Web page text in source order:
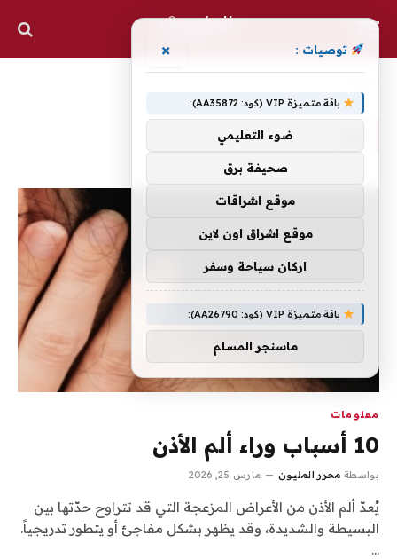
معلومات
10 أسباب وراء ألم الأذن
بواسطة محرر المليون مارس 25, 2026
يُعدّ ألم الأذن من الأعراض المزعجة التي قد تتراوح حدّتها بين
البسيطة والشديدة، وقد يظهر بشكل مفاجئ أو يتطور تدريجياً.
…
توصيات : ×
باقة متميزة VIP (كود: AA35872):
ضوء التعليمي
صحيفة برق
موقع اشراقات
موقع اشراق اون لاين
اركان سياحة وسفر
باقة متميزة VIP (كود: AA26790):
ماسنجر المسلم